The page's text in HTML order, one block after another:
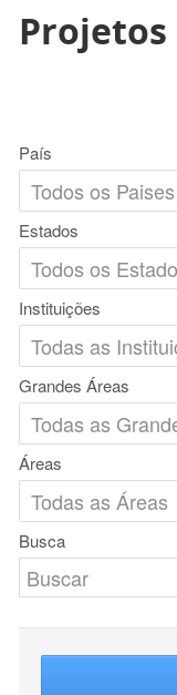
Projetos
País
Estados
Instituições
Grandes Áreas
Áreas
Busca